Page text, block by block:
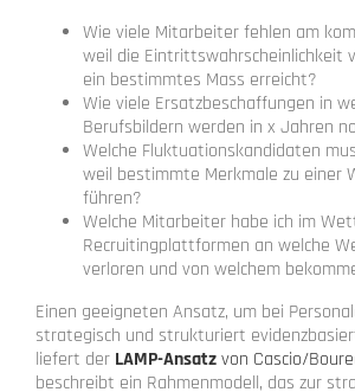
Wie viele Mitarbeiter fehlen am
weil die Eintrittswahrscheinlichkeit
ein bestimmtes Mass erreicht?
Wie viele Ersatzbeschaffungen in
Berufsbildern werden in x Jahren
Welche Fluktuationskandidaten
weil bestimmte Merkmale zu einer
führen?
Welche Mitarbeiter habe ich im
Recruitingplattformen an welche
verloren und von welchem
Einen geeigneten Ansatz, um bei
strategisch und strukturiert
liefert der LAMP-Ansatzvon Cascio/
beschreibt ein Rahmenmodell, das zur